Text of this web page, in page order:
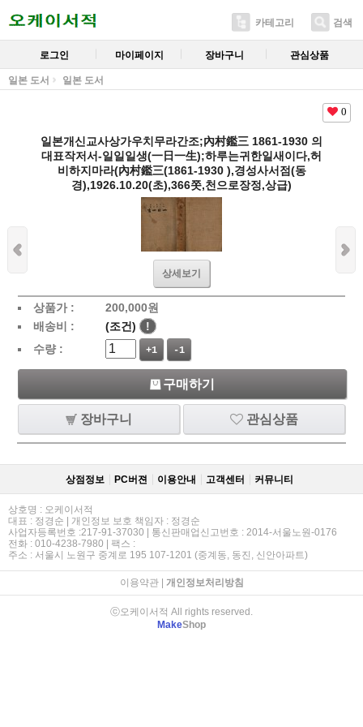
카테고리 검색
로그인 마이페이지 장바구니 관심상품
일본 도서 일본 도서
0
일본개신교사상가우치무라간조;內村鑑三 1861-1930 의
대표작저서-일일일생(一日一生);하루는귀한일새이다,허
비하지마라(內村鑑三(1861-1930 ),경성사서점(동
경),1926.10.20(초),366쫏,천으로장정,상급)
상세보기
상품가 : 200,000원
배송비 :
(조건)
!
수량 :
+1 -1
구매하기
장바구니 관심상품
상점정보 PC버젼 이용안내 고객센터 커뮤니티
상호명 : 오케이서적
대표 : 정경순 | 개인정보 보호 책임자 : 정경순
사업자등록번호 :217-91-37030 | 통신판매업신고번호 : 2014-서울노원-0176
전화 : 010-4238-7980 | 팩스 :
주소 : 서울시 노원구 중계로 195 107-1201 (중계동, 동진, 신안아파트)
이용약관| 개인정보처리방침
ⓒ오케이서적 All rights reserved.
MakeShop